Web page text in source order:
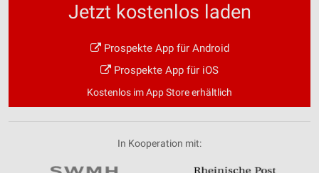
Jetzt kostenlos laden
Prospekte App für Android
Prospekte App für iOS
Kostenlos im App Store erhältlich
In Kooperation mit: